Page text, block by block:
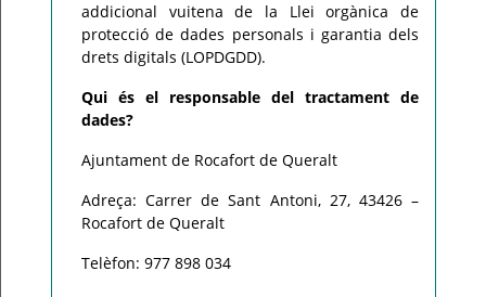
addicional vuitena de la Llei orgànica de
protecció de dades personals i garantia dels
drets digitals (LOPDGDD).
Qui és el responsable del tractament de
dades?
Ajuntament de Rocafort de Queralt
Adreça: Carrer de Sant Antoni, 27, 43426 –
Rocafort de Queralt
Telèfon: 977 898 034